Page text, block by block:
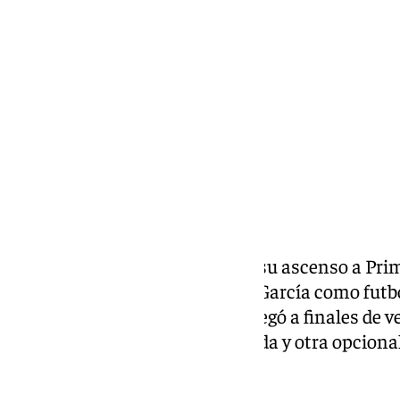
Nueva salida en el Málaga tras su ascenso a
une a Jokin Gabilondo y Víctor García como
club blanquiazul. El sevillano llegó a finales de
Monte. Firmó por una temporada y otra